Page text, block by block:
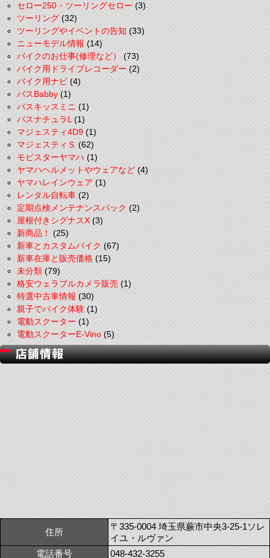
セロー250・ツーリングセロー(3)
ツーリング(32)
ツーリングやイベントの告知(33)
ニューモデル情報(14)
バイクのお仕事(修理など）(73)
バイク用ドライブレコーダー(2)
バイク用ナビ(4)
パスBabby(1)
パスキッスミニ(1)
パスナチュラL(1)
マジェスティ4D9(1)
マジェスティＳ(62)
モビスターヤマハ(1)
ヤマハヘルメットやウェアなど(4)
ヤマハレインウェア(1)
レンタル自転車(2)
定期点検メンテナンスパック(2)
屋根付きシグナスX(3)
新商品！(25)
新車とカスタムバイク(67)
新車在庫と販売価格(15)
未分類(79)
格安ウェラブルカメラ販売(1)
特選中古車情報(30)
親子でバイク体験(1)
電動スクーター(1)
電動スクーターE-Vino(5)
住所
〒335-0004 埼玉県蕨市中央3-25-1ソレ
イユ・ルヴァン
電話番号
048-432-3255